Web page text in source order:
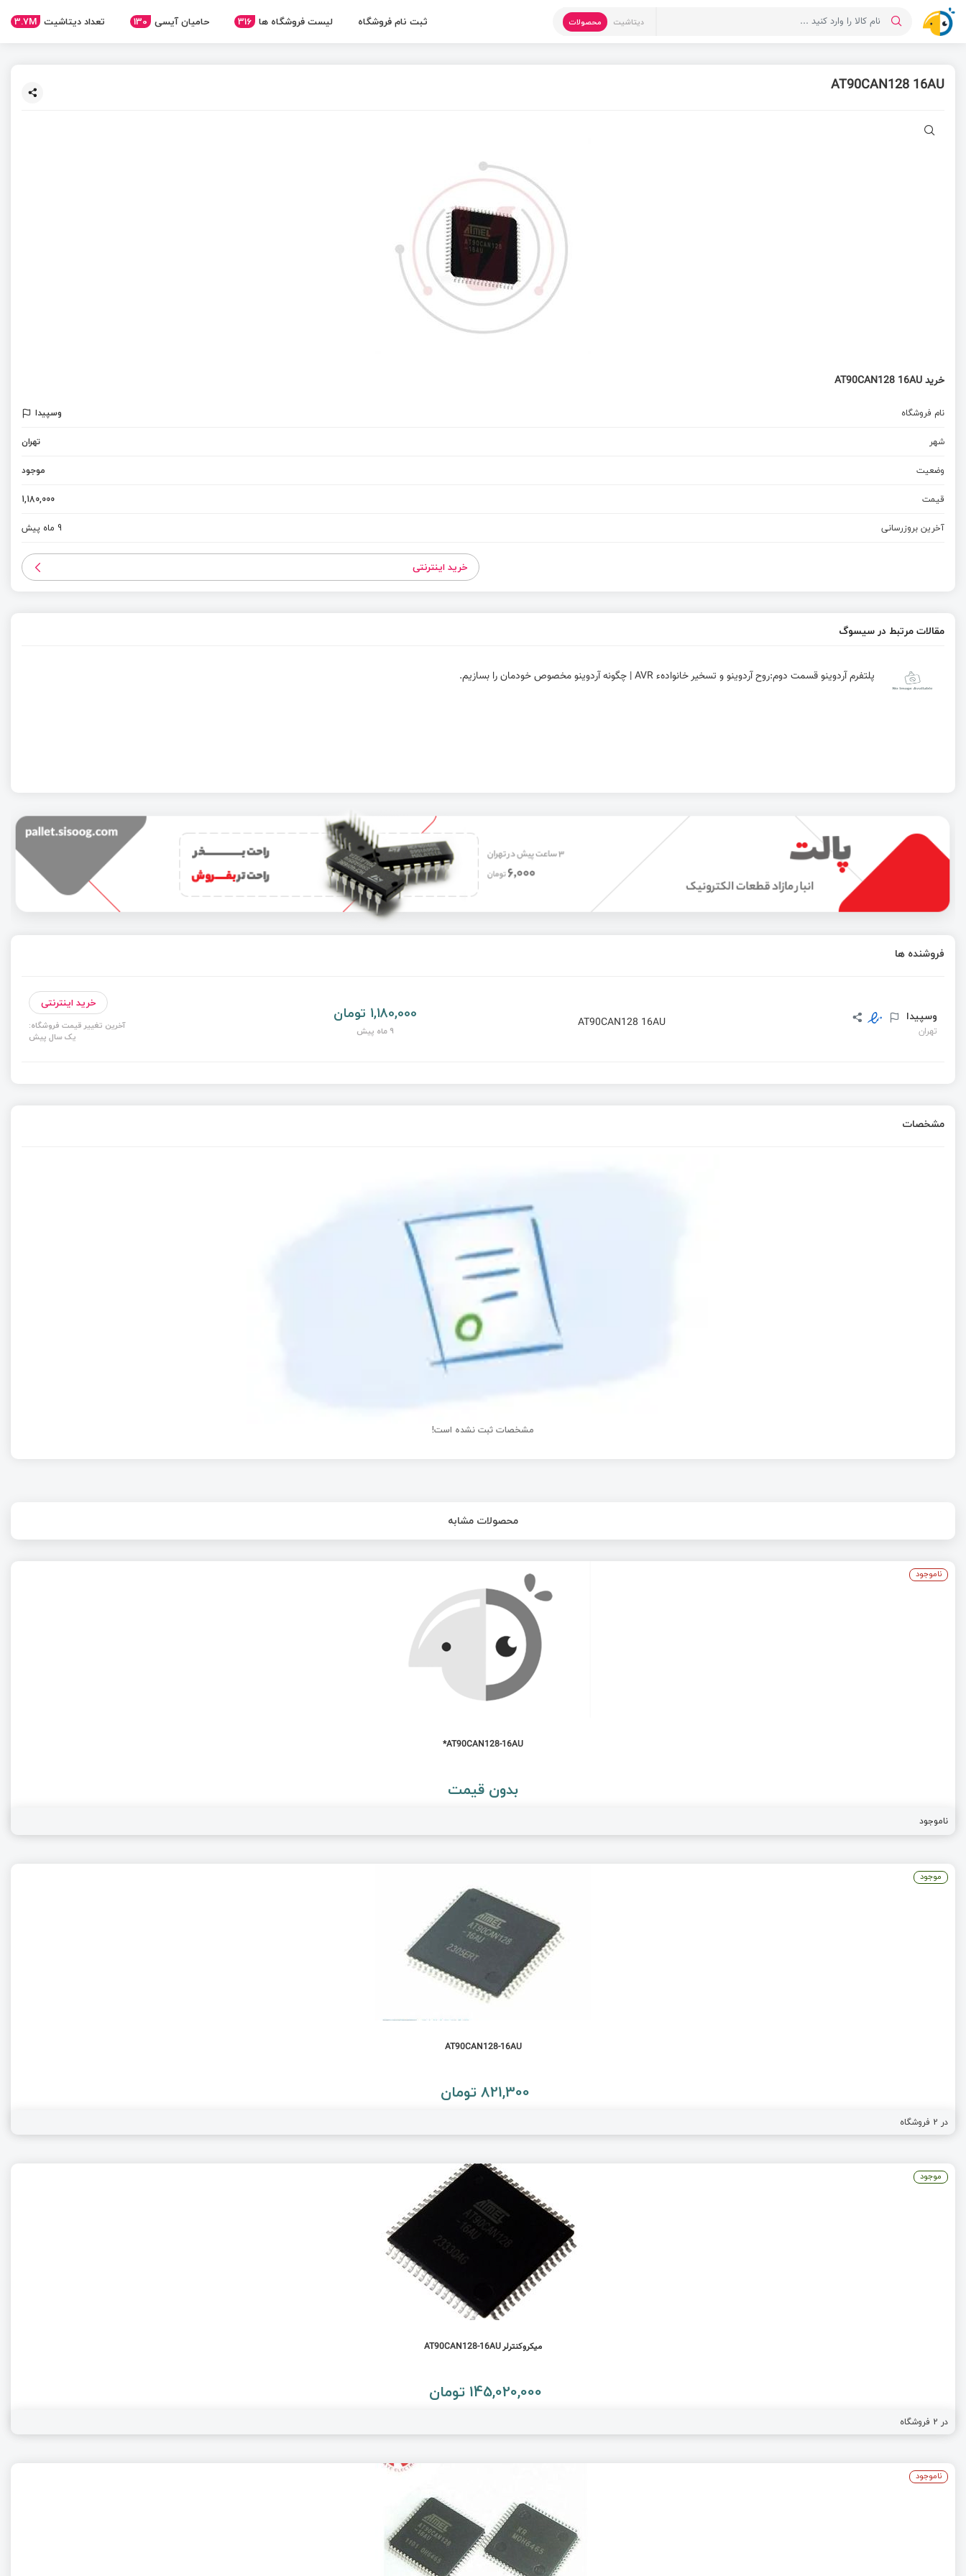
دیتاشیت محصولات ثبت نام فروشگاه لیست فروشگاه ها 316 حامیان آیسی 130 تعداد دیتاشیت 3.7M
AT90CAN128 16AU
خرید AT90CAN128 16AU
نام فروشگاه
وسپیدا
شهر
تهران
وضعیت
موجود
قیمت
1,180,000
آخرین بروزرسانی
9 ماه پیش
خرید اینترنتی
مقالات مرتبط در سیسوگ
پلتفرم آردوینو قسمت دوم:روح آردوینو و تسخیر خانوادهء AVR | چگونه آردوینو مخصوص خودمان را بسازیم.
فروشنده ها
وسپیدا
تهران
AT90CAN128 16AU 1,180,000 تومان
9 ماه پیش
خرید اینترنتی
آخرین تغییر قیمت فروشگاه:
یک سال پیش
مشخصات
مشخصات ثبت نشده است!
محصولات مشابه
AT90CAN128-16AU*
بدون قیمت
ناموجود
ناموجود
AT90CAN128-16AU
821,300 تومان
در 2 فروشگاه
موجود
میکروکنترلر AT90CAN128-16AU
145,020,000 تومان
در 2 فروشگاه
موجود
ناموجود